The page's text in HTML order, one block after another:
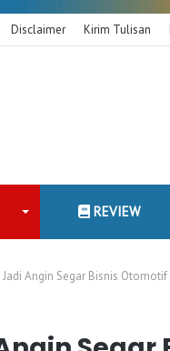
Disclaimer Kirim Tulisan
REVIEW
Jadi Angin Segar Bisnis Otomotif